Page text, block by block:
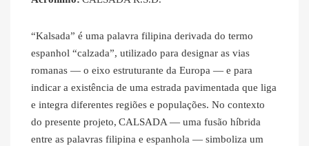
“Kalsada” é uma palavra filipina derivada do termo
espanhol “calzada”, utilizado para designar as vias
romanas — o eixo estruturante da Europa — e para
indicar a existência de uma estrada pavimentada que liga
e integra diferentes regiões e populações. No contexto
do presente projeto, CALSADA — uma fusão híbrida
entre as palavras filipina e espanhola — simboliza um